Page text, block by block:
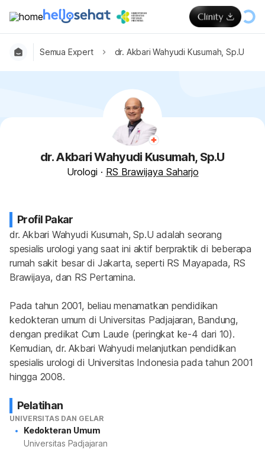
Semua Expert dr. Akbari Wahyudi Kusumah, Sp.U
dr. Akbari Wahyudi Kusumah, Sp.U
Urologi · RS Brawijaya Saharjo
Profil Pakar
dr. Akbari Wahyudi Kusumah, Sp.U adalah seorang
spesialis urologi yang saat ini aktif berpraktik di beberapa
rumah sakit besar di Jakarta, seperti RS Mayapada, RS
Brawijaya, dan RS Pertamina.
Pada tahun 2001, beliau menamatkan pendidikan
kedokteran umum di Universitas Padjajaran, Bandung,
dengan predikat Cum Laude (peringkat ke-4 dari 10).
Kemudian, dr. Akbari Wahyudi melanjutkan pendidikan
spesialis urologi di Universitas Indonesia pada tahun 2001
hingga 2008.
Pelatihan
UNIVERSITAS DAN GELAR
Kedokteran Umum
Universitas Padjajaran